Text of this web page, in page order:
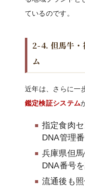
ているのです。
2-4. 但馬牛・
ム
近年は、さらに一
鑑定検証システム
指定食肉
DNA管理
兵庫県但
DNA番号
流通後も